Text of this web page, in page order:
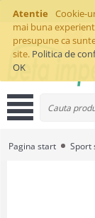
Atentie
Cookie-
mai buna
presupune ca
site. Politica de
OK
Pagina start Sport